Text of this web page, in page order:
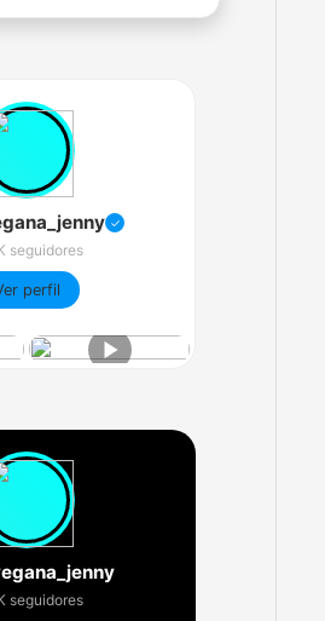
✓
seguidores
perfil
seguidores